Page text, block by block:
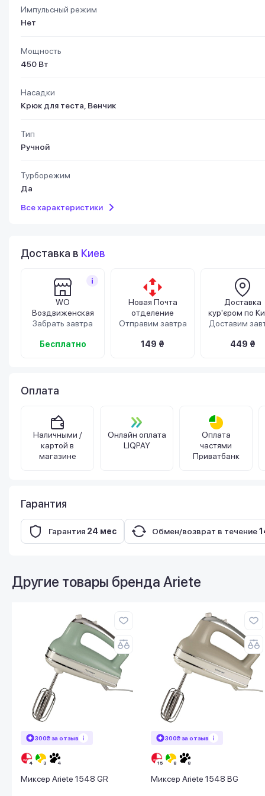
Импульсный режим
Нет
Мощность
450 Вт
Насадки
Крюк для теста, Венчик
Тип
Ручной
Турборежим
Да
Все характеристики
Доставка в Киев
WO
Воздвиженская
Забрать завтра
Бесплатно
Новая Почта
отделение
Отправим завтра
149 ₴
Доставка
кур'єром по
Доставим
449 ₴
Оплата
Наличными /
картой в
магазине
Онлайн оплата
LIQPAY
Оплата
частями
Приватбанк
Гарантия
Гарантия 24 мес Обмен/возврат в течение
Другие товары бренда Ariete
300₴ за отзыв
Миксер Ariete 1548 GR
300₴ за отзыв
Миксер Ariete 1548 BG